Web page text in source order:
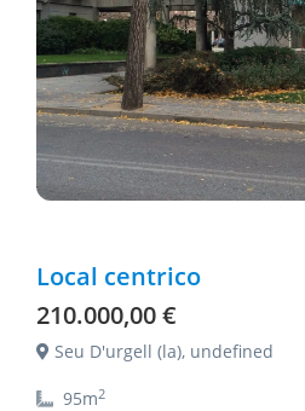
Local centrico
210.000,00 €
Seu D'urgell (la), undefined
95m2